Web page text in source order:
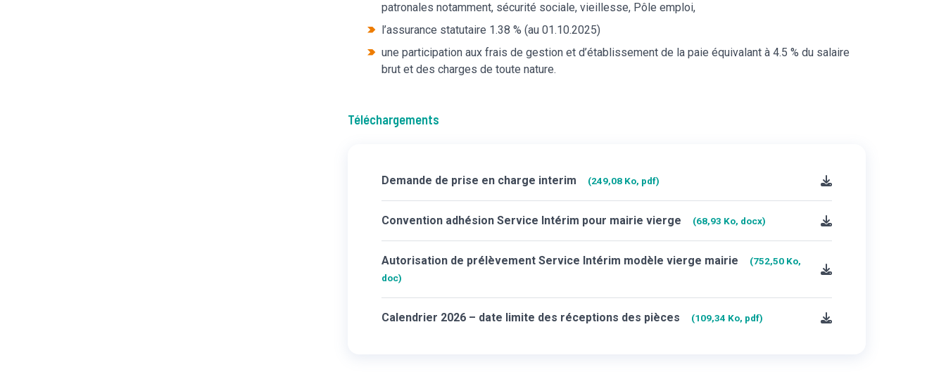
patronales notamment, sécurité sociale, vieillesse, Pôle emploi,
l’assurance statutaire 1.38 % (au 01.10.2025)
une participation aux frais de gestion et d’établissement de la paie équivalant à 4.5 % du salaire
brut et des charges de toute nature.
Téléchargements
Demande de prise en charge interim (249,08 Ko, pdf)
Convention adhésion Service Intérim pour mairie vierge (68,93 Ko, docx)
Autorisation de prélèvement Service Intérim modèle vierge mairie
(752,50 Ko,
doc)
Calendrier 2026 – date limite des réceptions des pièces (109,34 Ko, pdf)